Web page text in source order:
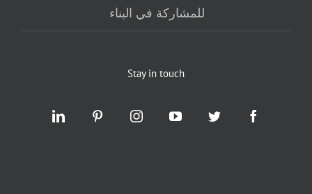
للمشاركة في البناء
Stay in touch